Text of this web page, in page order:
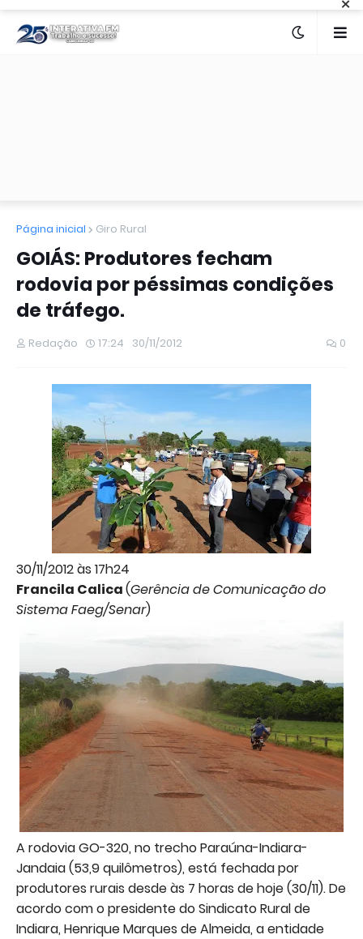
Página inicial Giro Rural
GOIÁS: Produtores fecham
rodovia por péssimas condições
de tráfego.
Redação 17:24 30/11/2012 0
30/11/2012 às 17h24
Francila Calica(Gerência de Comunicação do
Sistema Faeg/Senar)
A rodovia GO-320, no trecho Paraúna-Indiara-
Jandaia (53,9 quilômetros), está fechada por
produtores rurais desde às 7 horas de hoje (30/11). De
acordo com o presidente do Sindicato Rural de
Indiara, Henrique Marques de Almeida, a entidade